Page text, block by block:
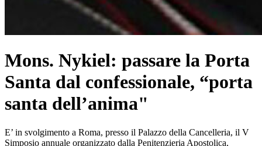
Mons. Nykiel: passare la Porta
Santa dal confessionale, “porta
santa dell’anima"
E’ in svolgimento a Roma, presso il Palazzo della Cancelleria, il V
Simposio annuale organizzato dalla Penitenzieria Apostolica,